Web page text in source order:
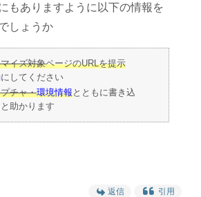
もありますように以下の情報を
しょうか
イズ対象ページのURLを提示
にしてください
チャ・環境情報とともに書き込
助かります
返信 引用